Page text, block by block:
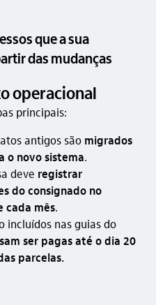
que a sua
das mudanças
operacional
principais:
antigos são migrados
o novo sistema.
deve registrar
do consignado no
cada mês.
incluídos nas guias do
ser pagas até o dia 20
parcelas.